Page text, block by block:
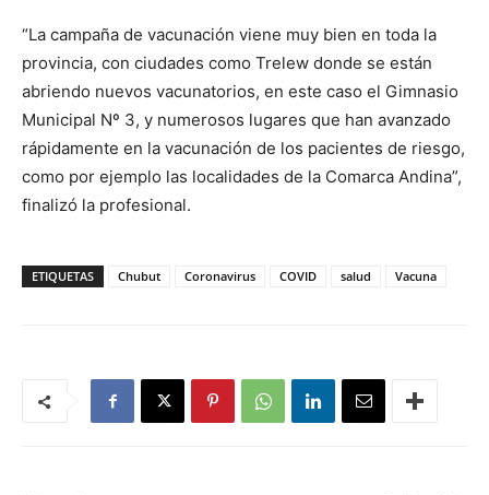
“La campaña de vacunación viene muy bien en toda la
provincia, con ciudades como Trelew donde se están
abriendo nuevos vacunatorios, en este caso el Gimnasio
Municipal Nº 3, y numerosos lugares que han avanzado
rápidamente en la vacunación de los pacientes de riesgo,
como por ejemplo las localidades de la Comarca Andina”,
finalizó la profesional.
ETIQUETAS Chubut Coronavirus COVID salud Vacuna